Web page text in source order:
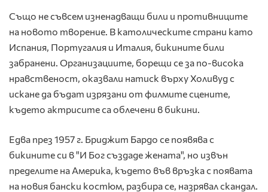
Също не съвсем изненадващи били и противниците
на новото творение. В католическите страни като
Испания, Португалия и Италия, бикините били
забранени. Организациите, борещи се за по-висока
нравственост, оказвали натиск върху Холивуд с
искане да бъдат изрязани от филмите сцените,
където актрисите са облечени в бикини.
Едва през 1957 г. Бриджит Бардо се появява с
бикините си в "И Бог създаде жената", но извън
пределите на Америка, където във връзка с появата
на новия бански костюм, разбира се, назрявал скандал.